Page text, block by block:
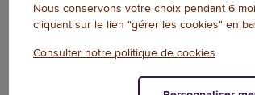
Nous conservons votre choix pendant 6
cliquant sur le lien "gérer les cookies" en
Consulter notre politique de cookies